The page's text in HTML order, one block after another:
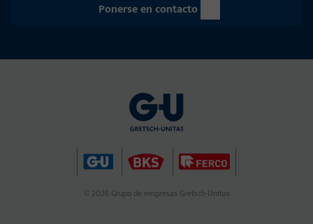
Ponerse en contacto
© 2026 Grupo de empresas Gretsch-Unitas